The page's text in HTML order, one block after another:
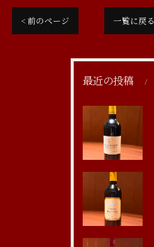
< 前のページ 一覧に戻る
最近の投稿